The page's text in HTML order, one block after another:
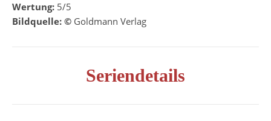
Wertung: 5/5
Bildquelle: © Goldmann Verlag
Seriendetails